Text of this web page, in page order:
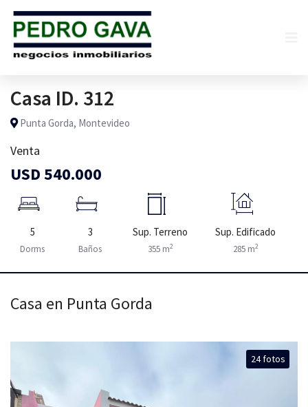
Casa ID. 312
Punta Gorda, Montevideo
Venta
USD 540.000
5
Dorms
3
Baños
Sup. Terreno
355 m2
Sup. Edificado
285 m2
Casa en Punta Gorda
24 fotos